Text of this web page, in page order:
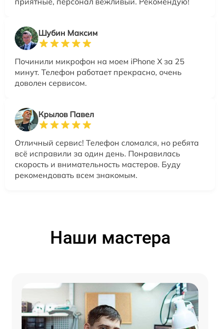
Шубин Максим
Починили микрофон на моем iPhone X за 25
минут. Телефон работает прекрасно, очень
доволен сервисом.
Крылов Павел
Отличный сервис! Телефон сломался, но ребята
всё исправили за один день. Понравилась
скорость и внимательность мастеров. Буду
рекомендовать всем знакомым.
Наши мастера